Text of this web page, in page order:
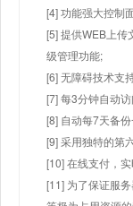
[4] 功能强大控制
[5] 提供WEB上传
级管理功能;
[6] 无障碍技术支
[7] 每3分钟自动
[8] 自动每7天备
[9] 采用独特的第
[10] 在线支付，
[11] 为了保证服